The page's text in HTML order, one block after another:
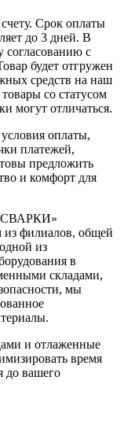
Срок оплаты
до 3 дней. В
согласованию с
будет отгружен
средств на наш
со статусом
могут отличаться.
оплаты,
платежей,
предложить
и комфорт для
СВАРКИ»
из филиалов, общей
из
в
складами,
мы
и отлаженные
время
до вашего